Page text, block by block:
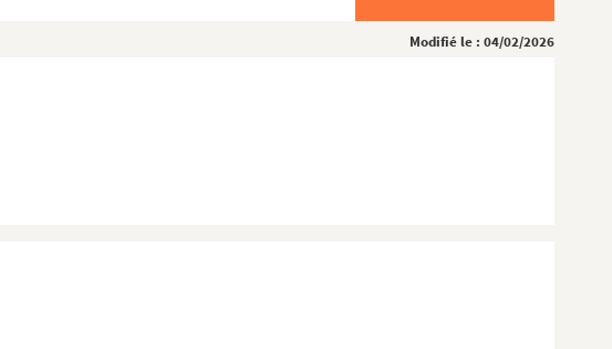
Modifié le : 04/02/2026